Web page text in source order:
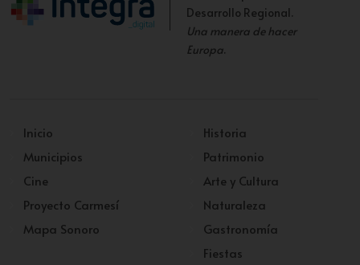
Desarrollo Regional.
Una manera de hacer
Europa.
Inicio
Municipios
Cine
Proyecto Carmesí
Mapa Sonoro
Historia
Patrimonio
Arte y Cultura
Naturaleza
Gastronomía
Fiestas